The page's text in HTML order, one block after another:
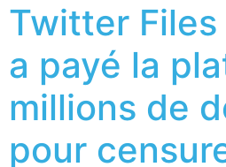
Twitter Files
a payé la
millions de
pour